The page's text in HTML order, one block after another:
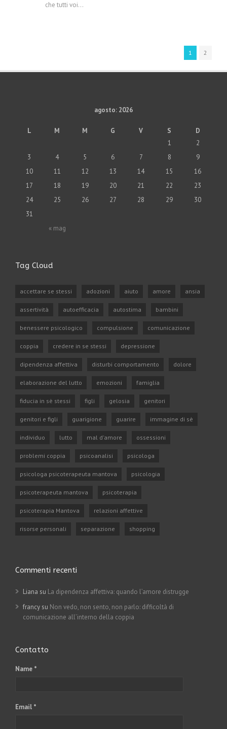
che tutti voi...
1 2
agosto: 2026
L M M G V S D
« mag
1
2
3
4 5 6 7 8
9
10
11 12 13 14 15
16
17
18 19 20 21 22
23
24
25 26 27 28 29
30
31
Tag Cloud
accettare se stessi adozioni aiuto amore ansia
assertività autoefficacia autostima bambini
benessere psicologico compulsione comunicazione
coppia credere in se stessi depressione
dipendenza affettiva disturbi comportamento dolore
elaborazione del lutto emozioni famiglia
fiducia in sè stessi figli gelosia genitori
genitori e figli guarigione guarire immagine di sè
individuo lutto mal d'amore ossessioni
problemi coppia psicoanalisi psicologa
psicologa psicoterapeuta mantova psicologia
psicoterapeuta mantova psicoterapia
psicoterapia Mantova relazioni affettive
risorse personali separazione shopping
Commenti recenti
Liana su La dipendenza affettiva: quando l’amore distrugge
francy su Non vedo, non sento, non parlo: difficoltà di
comunicazione all’interno della coppia
Contatto
Name *
Email *